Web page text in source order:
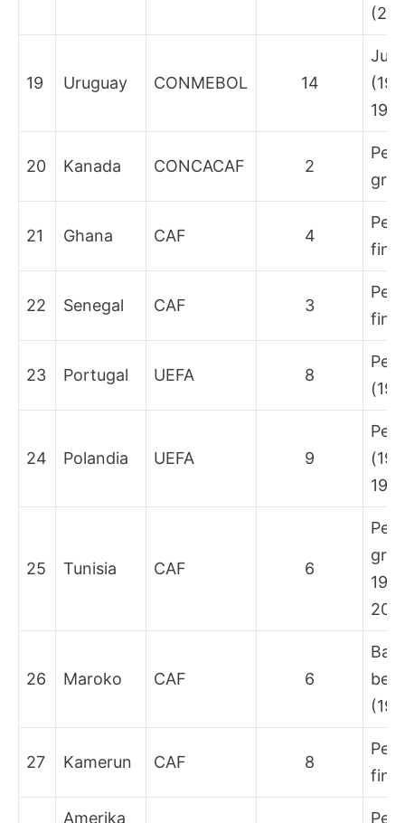
19 Uruguay CONMEBOL 14
20 Kanada CONCACAF 2
21 Ghana CAF 4
22 Senegal CAF 3
23 Portugal UEFA 8
24 Polandia UEFA 9
25 Tunisia CAF 6
26 Maroko CAF 6
27 Kamerun CAF 8
Amerika